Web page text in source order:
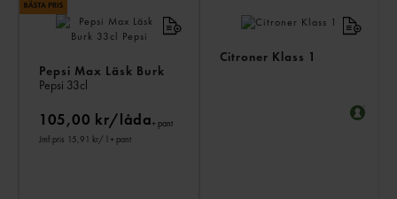
Pepsi Max Läsk Burk
Pepsi 33cl
105,00 kr/låda+ pant
Jmf.pris 15,91 kr/ l + pant
Citroner Klass 1